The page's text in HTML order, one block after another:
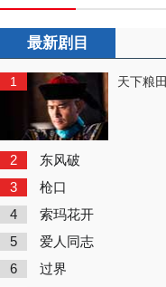
最新剧目
1 天下粮田
2 东风破
3 枪口
4 索玛花开
5 爱人同志
6 过界